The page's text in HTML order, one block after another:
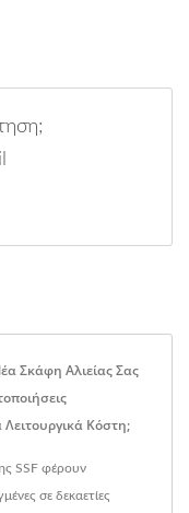
Σκάφη Αλιείας Σας
Κόστη;
SSF φέρουν
σε δεκαετίες